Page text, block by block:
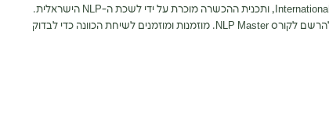
International Association of NLP Institutes, ותכנית ההכשרה מוכרת על ידי לשכת ה-NLP הישראלית.
למעוניינים בלימודי המשך, ניתן להרשם לקורס NLP Master. מוזמנות ומוזמנים לשיחת הכוונה כדי לבדוק